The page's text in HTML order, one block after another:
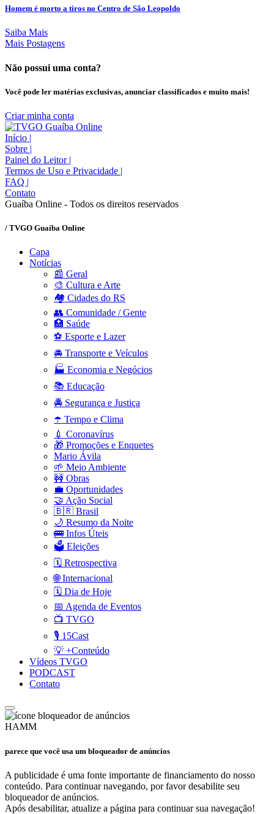
Homem é morto a tiros no Centro de São Leopoldo
Saiba Mais
Mais Postagens
Não possui uma conta?
Você pode ler matérias exclusivas, anunciar classificados e muito mais!
Criar minha conta
Início |
Sobre |
Painel do Leitor |
Termos de Uso e Privacidade |
FAQ |
Contato
Guaíba Online - Todos os direitos reservados
/ TVGO Guaíba Online
Capa
Notícias
📰 Geral
🎨 Cultura e Arte
🏘️ Cidades do RS
👥 Comunidade / Gente
🏥 Saúde
⚽ Esporte e Lazer
🚘 Transporte e Veículos
🏭 Economia e Negócios
📚 Educação
🚔 Segurança e Justiça
☂️ Tempo e Clima
💉 Coronavírus
🎁 Promoções e Enquetes
Mario Ávila
🌱 Meio Ambiente
🚧 Obras
💼 Oportunidades
🤝 Ação Social
🇧🇷 Brasil
🌙 Resumo da Noite
🚌 Infos Úteis
🗳️ Eleições
🗓️ Retrospectiva
🌐 Internacional
🗓️ Dia de Hoje
📅 Agenda de Eventos
📺 TVGO
🎙️ 15Cast
💡 +Conteúdo
Vídeos TVGO
PODCAST
Contato
HAMM
parece que você usa um bloqueador de anúncios
A publicidade é uma fonte importante de financiamento do nosso
conteúdo. Para continuar navegando, por favor desabilite seu
bloqueador de anúncios.
Após desabilitar, atualize a página para continuar sua navegação!